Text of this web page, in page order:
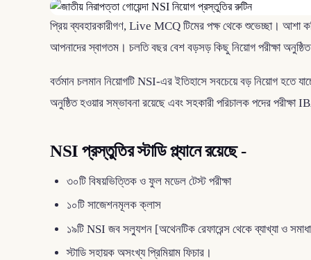
প্রিয় ব্যবহারকারীগণ, Live MCQ টিমের পক্ষ থেকে শুভেচ্ছা। আশা
আপনাদের স্বাগতম। চলতি বছর বেশ বড়সড় কিছু নিয়োগ পরীক্ষা
বর্তমান চলমান নিয়োগটি NSI-এর ইতিহাসে সবচেয়ে বড় নিয়োগ
অনুষ্ঠিত হওয়ার সম্ভাবনা রয়েছে এবং সহকারী পরিচালক পদের
NSI প্রস্তুতির স্টাডি প্ল্যানে রয়েছে -
৩০টি বিষয়ভিত্তিক ও ফুল মডেল টেস্ট পরীক্ষা
১০টি সাজেশনমূলক ক্লাস
১৯টি NSI জব সল্যুশন [অথেনটিক রেফারেন্স থেকে ব্যাখ্যা ও
স্টাডি সহায়ক অসংখ্য প্রিমিয়াম ফিচার।